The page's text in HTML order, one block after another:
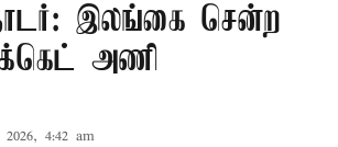
இலங்கை சென்ற
அணி
4:42 am